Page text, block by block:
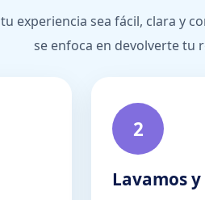
experiencia sea fácil, clara y
se enfoca en devolverte tu
2
Lavamos